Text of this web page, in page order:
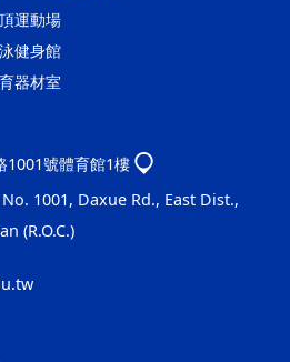
運動場
健身館
器材室
1001號體育館1樓
1001, Daxue Rd., East Dist.,
(R.O.C.)